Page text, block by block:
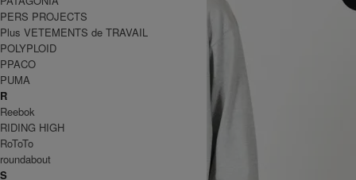
PERS PROJECTS
Plus VETEMENTS de TRAVAIL
POLYPLOID
PPACO
PUMA
R
Reebok
RIDING HIGH
RoToTo
roundabout
S